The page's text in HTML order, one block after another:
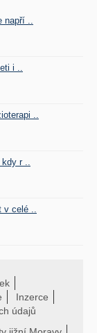
napří ..
i ..
..
kdy r ..
v celé ..
Inzerce
údajů